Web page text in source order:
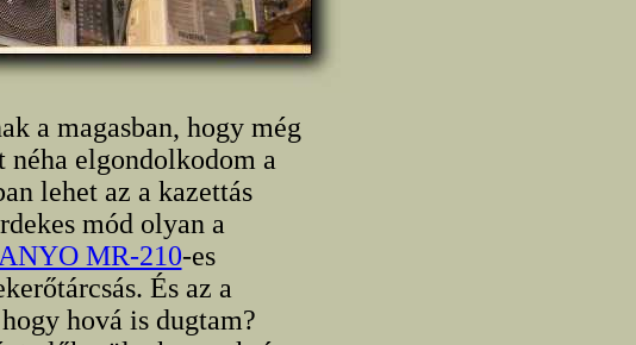
a magasban, hogy még
néha elgondolkodom a
lehet az a kazettás
mód olyan a
MR-210-es
És az a
hová is dugtam?